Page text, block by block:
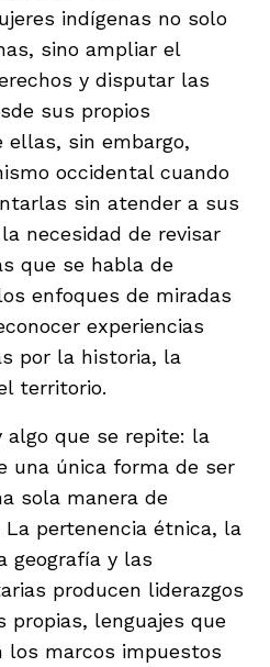
indígenas no solo
sino ampliar el
y disputar las
sus propios
ellas, sin embargo,
occidental cuando
sin atender a sus
necesidad de revisar
que se habla de
enfoques de miradas
experiencias
por la historia, la
territorio.
algo que se repite: la
una única forma de ser
sola manera de
pertenencia étnica, la
geografía y las
producen liderazgos
lenguajes que
los marcos impuestos